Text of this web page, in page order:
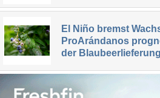
El Niño bremst
ProArándanos
der